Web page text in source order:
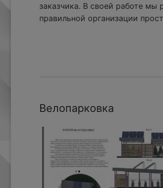
заказчика. В своей работе
правильной организации
Велопарковка